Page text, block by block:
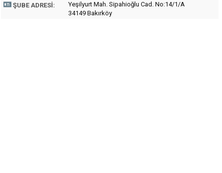
ŞUBE ADRESI:
Yeşilyurt Mah. Sipahioğlu Cad. No:14/1/A
34149 Bakırköy